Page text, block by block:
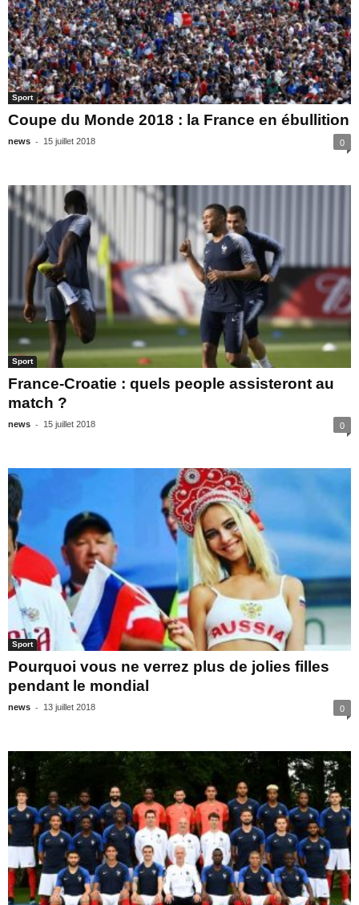
Sport
Coupe du Monde 2018 : la France en ébullition
news - 15 juillet 2018 0
Sport
France-Croatie : quels people assisteront au
match ?
news - 15 juillet 2018 0
Sport
Pourquoi vous ne verrez plus de jolies filles
pendant le mondial
news - 13 juillet 2018 0